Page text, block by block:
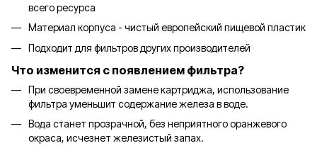
всего ресурса
Материал корпуса - чистый европейский пищевой пластик
Подходит для фильтров других производителей
Что изменится с появлением фильтра?
При своевременной замене картриджа, использование
фильтра уменьшит содержание железа в воде.
Вода станет прозрачной, без неприятного оранжевого
окраса, исчезнет железистый запах.